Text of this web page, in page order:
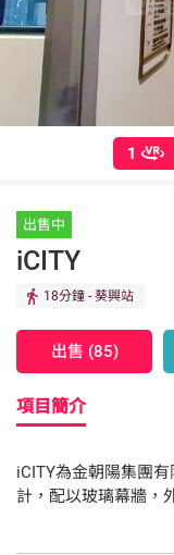
1
iCITY
出售中
18分鐘 - 葵興站
出售 (85)
項目簡介
iCITY為金朝陽集團
計，配以玻璃幕牆，
計，配備酒店式設施
園林綠化空間，項目